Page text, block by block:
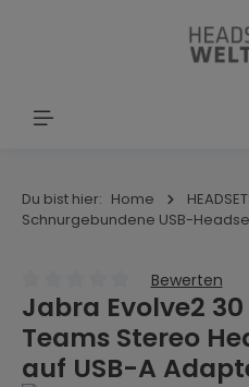
Zum Hauptinhalt springen
Du bist hier: Home
Schnurgebundene USB-
Durchschnittliche Bewertung
Bewerten
Jabra Evolve2 30
Teams Stereo
auf USB-A